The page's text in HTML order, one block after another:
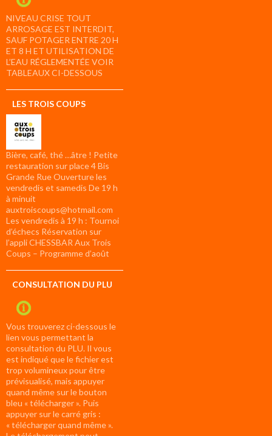
NIVEAU CRISE TOUT
ARROSAGE EST INTERDIT,
SAUF POTAGER ENTRE 20 H
ET 8 H ET UTILISATION DE
L’EAU RÉGLEMENTÉE VOIR
TABLEAUX CI-DESSOUS
LES TROIS COUPS
Bière, café, thé …âtre ! Petite
restauration sur place 4 Bis
Grande Rue Ouverture les
vendredis et samedis De 19 h
à minuit
auxtroiscoups@hotmail.com
Les vendredis à 19 h : Tournoi
d’échecs Réservation sur
l’appli CHESSBAR Aux Trois
Coups – Programme d’août
CONSULTATION DU PLU
Vous trouverez ci-dessous le
lien vous permettant la
consultation du PLU. Il vous
est indiqué que le fichier est
trop volumineux pour être
prévisualisé, mais appuyer
quand même sur le bouton
bleu « télécharger ». Puis
appuyer sur le carré gris :
« télécharger quand même ».